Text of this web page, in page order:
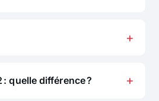
: quelle différence ?